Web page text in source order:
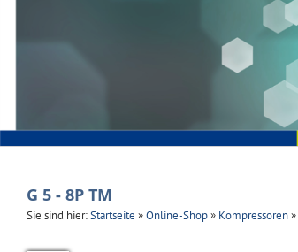
G 5 - 8P TM
Sie sind hier:Startseite »Online-Shop» Kompressoren»